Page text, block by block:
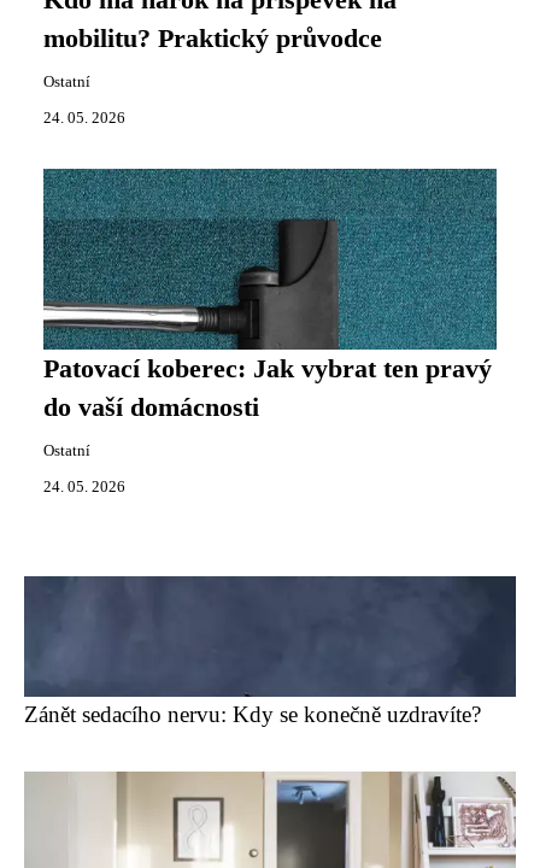
mobilitu? Praktický průvodce
Ostatní
24. 05. 2026
Patovací koberec: Jak vybrat ten pravý
do vaší domácnosti
Ostatní
24. 05. 2026
Zánět sedacího nervu: Kdy se konečně uzdravíte?